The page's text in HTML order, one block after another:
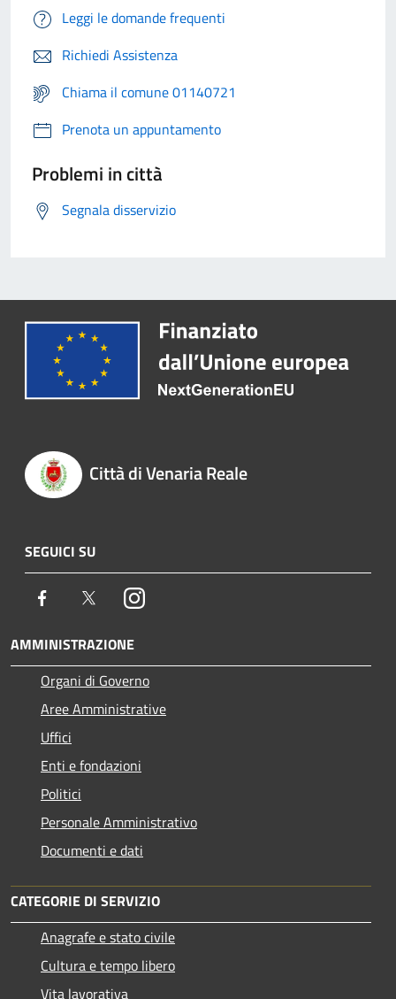
Leggi le domande frequenti
Richiedi Assistenza
Chiama il comune 01140721
Prenota un appuntamento
Problemi in città
Segnala disservizio
Città di Venaria Reale
SEGUICI SU
Facebook TwitterInstagram
AMMINISTRAZIONE
Organi di Governo
Aree Amministrative
Uffici
Enti e fondazioni
Politici
Personale Amministrativo
Documenti e dati
CATEGORIE DI SERVIZIO
Anagrafe e stato civile
Cultura e tempo libero
Vita lavorativa